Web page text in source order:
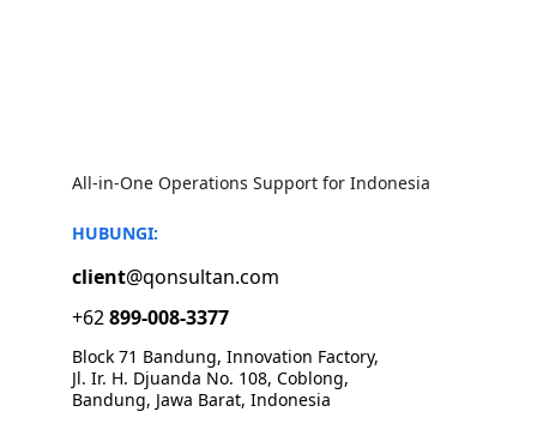
All-in-One Operations Support for Indonesia
HUBUNGI:
client@qonsultan.com
+62 899-008-3377
Block 71 Bandung, Innovation Factory,
Jl. Ir. H. Djuanda No. 108, Coblong,
Bandung, Jawa Barat, Indonesia